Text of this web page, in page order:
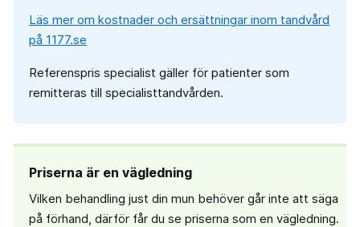
Läs mer om kostnader och ersättningar inom tandvård
på 1177.se
Referenspris specialist gäller för patienter som
remitteras till specialisttandvården.
Priserna är en vägledning
Vilken behandling just din mun behöver går inte att säga
på förhand, därför får du se priserna som en vägledning.